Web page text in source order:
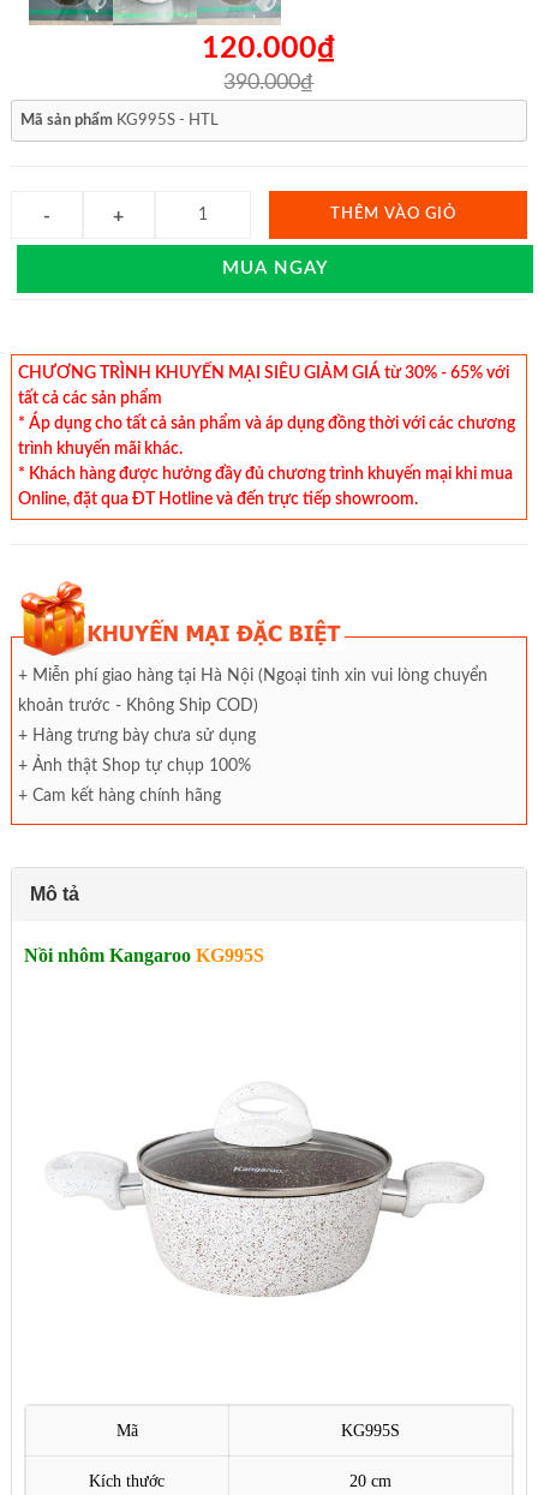
120.000₫
390.000₫
Mã sản phẩm KG995S - HTL
THÊM VÀO GIỎ
MUA NGAY
CHƯƠNG TRÌNH KHUYẾN MẠI SIÊU GIẢM GIÁ từ 30% - 65% với
tất cả các sản phẩm
* Áp dụng cho tất cả sản phẩm và áp dụng đồng thời với các chương
trình khuyến mãi khác.
* Khách hàng được hưởng đầy đủ chương trình khuyến mại khi mua
Online, đặt qua ĐT Hotline và đến trực tiếp showroom.
+ Miễn phí giao hàng tại Hà Nội (Ngoại tỉnh xin vui lòng chuyển
khoản trước - Không Ship COD)
+ Hàng trưng bày chưa sử dụng
+ Ảnh thật Shop tự chụp 100%
+ Cam kết hàng chính hãng
Mô tả
Nồi nhôm Kangaroo KG995S
Mã KG995S
Kích thước 20 cm